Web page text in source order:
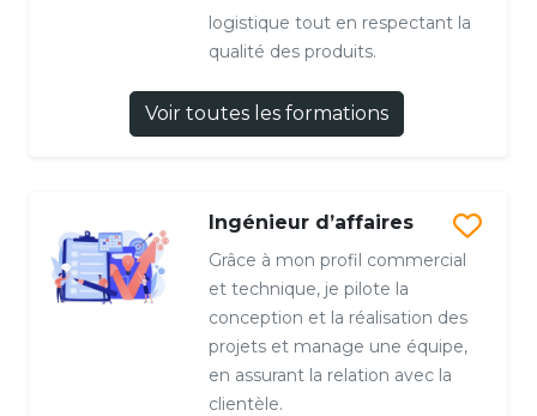
logistique tout en respectant la
qualité des produits.
Voir toutes les formations
Ingénieur d’affaires
Grâce à mon profil commercial
et technique, je pilote la
conception et la réalisation des
projets et manage une équipe,
en assurant la relation avec la
clientèle.